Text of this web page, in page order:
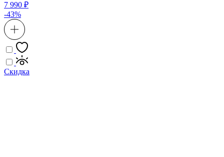
7 990 ₽
-43%
Скидка